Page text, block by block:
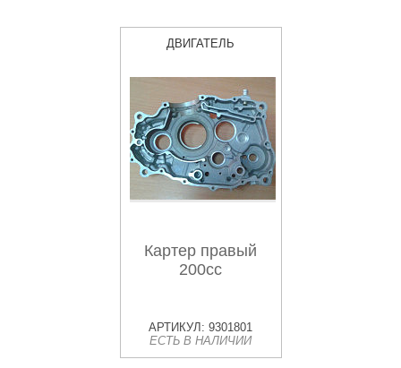
ДВИГАТЕЛЬ
Картер правый
200сс
АРТИКУЛ: 9301801
ЕСТЬ В НАЛИЧИИ